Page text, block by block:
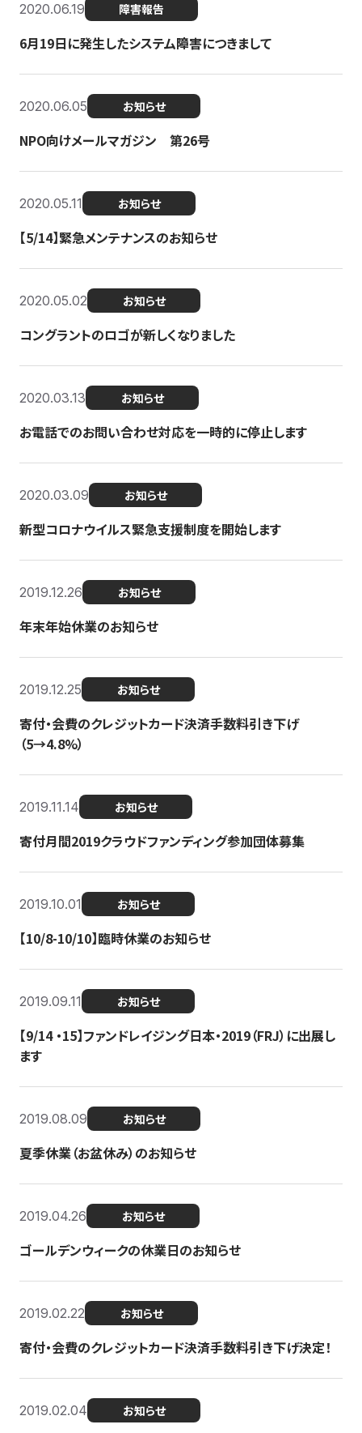
2020.06.19 障害報告
6月19日に発生したシステム障害につきまして
2020.06.05 お知らせ
NPO向けメールマガジン 第26号
2020.05.11 お知らせ
【5/14】緊急メンテナンスのお知らせ
2020.05.02 お知らせ
コングラントのロゴが新しくなりました
2020.03.13 お知らせ
お電話でのお問い合わせ対応を一時的に停止します
2020.03.09 お知らせ
新型コロナウイルス緊急支援制度を開始します
2019.12.26 お知らせ
年末年始休業のお知らせ
2019.12.25 お知らせ
寄付・会費のクレジットカード決済手数料引き下げ
（5→4.8%）
2019.11.14 お知らせ
寄付月間2019クラウドファンディング参加団体募集
2019.10.01 お知らせ
【10/8-10/10】臨時休業のお知らせ
2019.09.11 お知らせ
【9/14 ・15】ファンドレイジング日本・2019（FRJ）に出展し
ます
2019.08.09 お知らせ
夏季休業（お盆休み）のお知らせ
2019.04.26 お知らせ
ゴールデンウィークの休業日のお知らせ
2019.02.22 お知らせ
寄付・会費のクレジットカード決済手数料引き下げ決定！
2019.02.04 お知らせ